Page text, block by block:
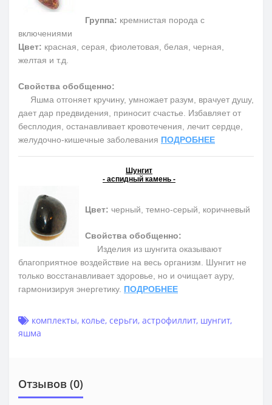
Группа: кремнистая порода с
включениями
Цвет: красная, серая, фиолетовая, белая, черная,
желтая и т.д.
Свойства обобщенно:
Яшма отгоняет кручину, умножает разум, врачует душу,
дает дар предвидения, приносит счастье. Избавляет от
бесплодия, останавливает кровотечения, лечит сердце,
желудочно-кишечные заболевания ПОДРОБНЕЕ
Шунгит
- аспидный камень -
Цвет: черный, темно-серый, коричневый
Свойства обобщенно:
Изделия из шунгита оказывают
благоприятное воздействие на весь организм. Шунгит не
только восстанавливает здоровье, но и очищает ауру,
гармонизируя энергетику. ПОДРОБНЕЕ
комплекты, колье, серьги, астрофиллит, шунгит,
яшма
Отзывов (0)